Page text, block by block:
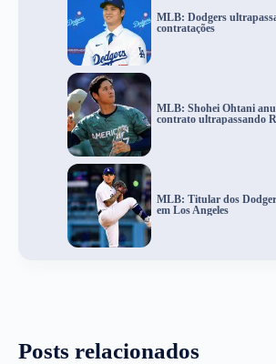
MLB: Dodgers
contratações
MLB: Shohei Ohtani
contrato ultrapassando
MLB: Titular dos
em Los Angeles
Posts relacionados